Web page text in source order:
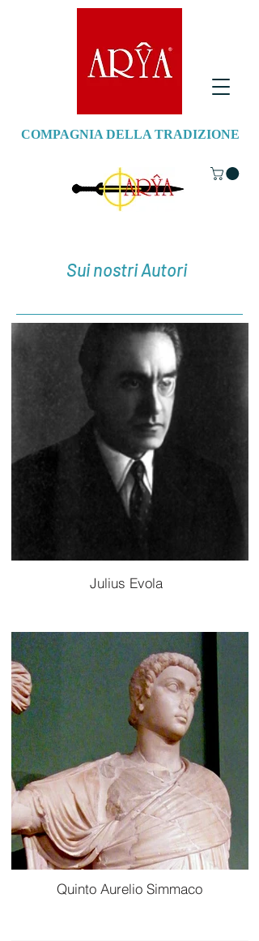
COMPAGNIA DELLA TRADIZIONE
Sui nostri Autori
Julius Evola
Quinto Aurelio Simmaco